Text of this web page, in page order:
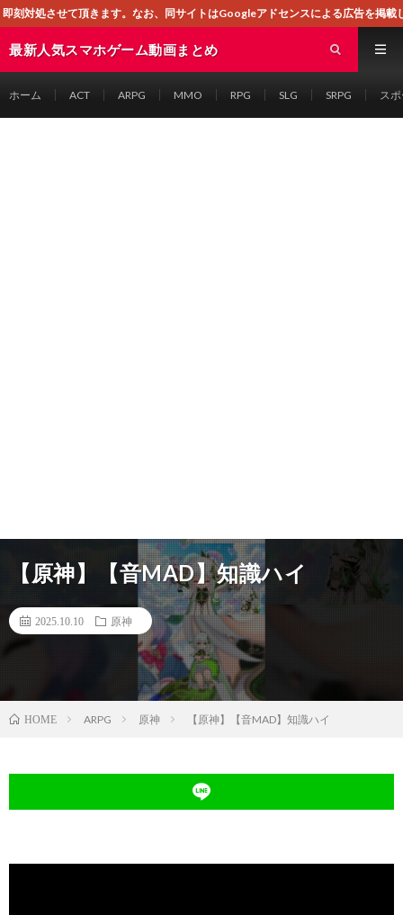
。なお、同サイトはGoogleアドセンスによる広告を掲載しております。
最新人気スマホゲーム動画まとめ
ホーム ACT ARPG MMO RPG SLG SRPG ス
【原神】【音MAD】知識ハイ
2025.10.10 原神
HOME ARPG 原神 【原神】【音MAD】知識ハイ